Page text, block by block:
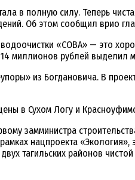
в полную силу. Теперь
Об этом сообщил врио
водоочистки «СОВА» — это
миллионов рублей выделил
из Богдановича. В
в Сухом Логу и
замминистра
нацпроекта
тагильских районов